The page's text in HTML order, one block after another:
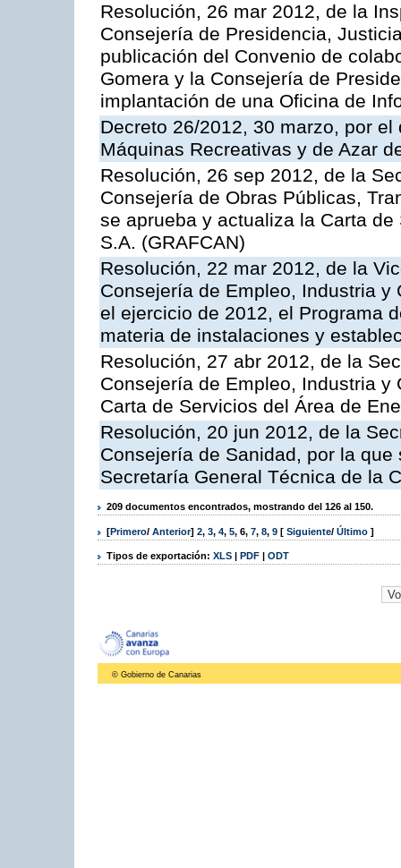
Resolución, 26 mar 2012, de la
Consejería de Presidencia,
publicación del Convenio de
Gomera y la Consejería de
implantación de una Oficina de
Decreto 26/2012, 30 marzo, por
Máquinas Recreativas y de Azar
Resolución, 26 sep 2012, de la
Consejería de Obras Públicas,
se aprueba y actualiza la Carta
S.A. (GRAFCAN)
Resolución, 22 mar 2012, de la
Consejería de Empleo, Industria
el ejercicio de 2012, el Programa
materia de instalaciones y
Resolución, 27 abr 2012, de la
Consejería de Empleo, Industria
Carta de Servicios del Área de
Resolución, 20 jun 2012, de la
Consejería de Sanidad, por la
Secretaría General Técnica de la
209 documentos encontrados, mostrando del 126 al 150.
[Primero/ Anterior] 2, 3, 4, 5, 6, 7, 8, 9 [ Siguiente/ Último ]
Tipos de exportación: XLS | PDF | ODT
© Gobierno de Canarias